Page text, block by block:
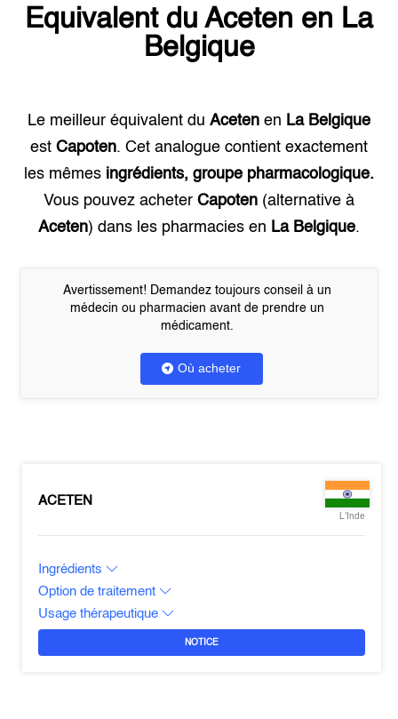
Equivalent du Aceten en La
Belgique
Le meilleur équivalent du Aceten en La Belgique
est Capoten. Cet analogue contient exactement
les mêmes ingrédients, groupe pharmacologique.
Vous pouvez acheter Capoten (alternative à
Aceten) dans les pharmacies en La Belgique.
Avertissement! Demandez toujours conseil à un
médecin ou pharmacien avant de prendre un
médicament.
Où acheter
ACETEN
L'Inde
Ingrédients
Option de traitement
Usage thérapeutique
NOTICE